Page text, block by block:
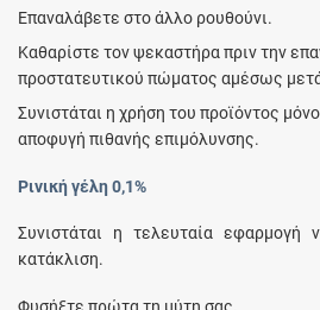
Επαναλάβετε στο άλλο ρουθούνι.
Καθαρίστε τον ψεκαστήρα πριν την
προστατευτικού πώματος αμέσως
Συνιστάται η χρήση του προϊόντος
αποφυγή πιθανής επιμόλυνσης.
Ρινική γέλη 0,1%
Συνιστάται η τελευταία εφαρμογή
κατάκλιση.